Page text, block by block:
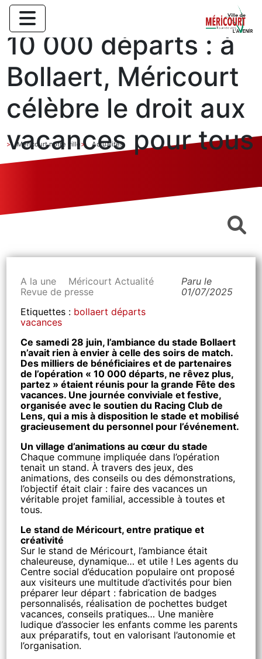
10 000 départs : à
Bollaert, Méricourt
célèbre le droit aux
vacances pour tous
Méricourt notre ville Actualités
A la une
Méricourt Actualité
Revue de presse
Etiquettes : bollaert départs
vacances
Paru le
01/07/2025
Ce samedi 28 juin, l’ambiance du stade Bollaert
n’avait rien à envier à celle des soirs de match.
Des milliers de bénéficiaires et de partenaires
de l’opération « 10 000 départs, ne rêvez plus,
partez » étaient réunis pour la grande Fête des
vacances. Une journée conviviale et festive,
organisée avec le soutien du Racing Club de
Lens, qui a mis à disposition le stade et mobilisé
gracieusement du personnel pour l’événement.
Un village d’animations au cœur du stade
Chaque commune impliquée dans l’opération
tenait un stand. À travers des jeux, des
animations, des conseils ou des démonstrations,
l’objectif était clair : faire des vacances un
véritable projet familial, accessible à toutes et
tous.
Le stand de Méricourt, entre pratique et
créativité
Sur le stand de Méricourt, l’ambiance était
chaleureuse, dynamique… et utile ! Les agents du
Centre social d’éducation populaire ont proposé
aux visiteurs une multitude d’activités pour bien
préparer leur départ : fabrication de badges
personnalisés, réalisation de pochettes budget
vacances, conseils pratiques… Une manière
ludique d’associer les enfants comme les parents
aux préparatifs, tout en valorisant l’autonomie et
l’organisation.